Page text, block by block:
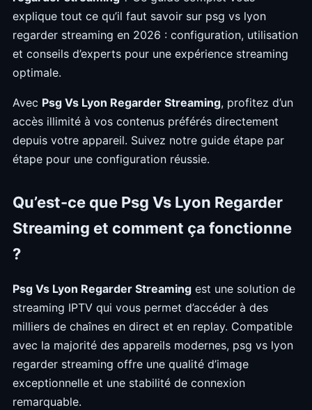
explique tout ce qu’il faut savoir sur psg vs lyon
regarder streaming en 2026 : configuration, utilisation
et conseils d’experts pour une expérience streaming
optimale.
Avec Psg Vs Lyon Regarder Streaming, profitez d’un
accès illimité à vos contenus préférés directement
depuis votre appareil. Suivez notre guide étape par
étape pour une configuration réussie.
Qu’est-ce que Psg Vs Lyon Regarder
Streaming et comment ça fonctionne
?
Psg Vs Lyon Regarder Streaming est une solution de
streaming IPTV qui vous permet d’accéder à des
milliers de chaînes en direct et en replay. Compatible
avec la majorité des appareils modernes, psg vs lyon
regarder streaming offre une qualité d’image
exceptionnelle et une stabilité de connexion
remarquable.